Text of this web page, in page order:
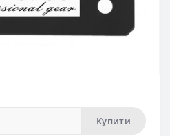
Купити